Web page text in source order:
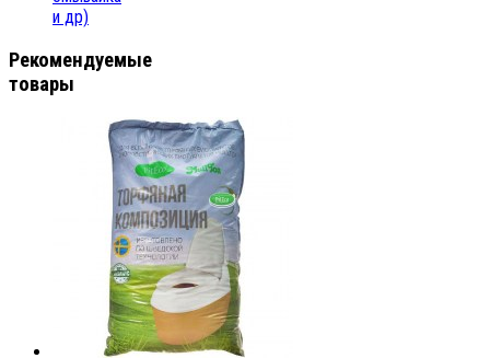
и др)
Рекомендуемые
товары